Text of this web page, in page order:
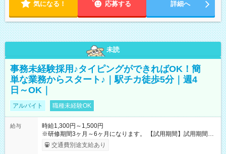
気になる！ 応募する 詳細へ
未読
事務未経験採用♪タイピングができればOK！簡
単な業務からスタート♪｜駅チカ徒歩5分｜週4
日～OK｜
アルバイト 職種未経験OK
給与
時給1,300円～1,500円
※研修期間3ヶ月～6ヶ月になります。 【試用期間】試用期間あ
り 試用期間の長さ：1ヶ月 雇用形態、給与は本採用時と同じで
す。
交通費別途支給あり